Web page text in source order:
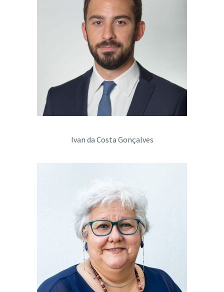
Ivan da Costa Gonçalves